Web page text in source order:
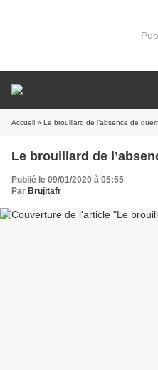
Accueil » Le brouillard de l’absence de
Le brouillard de
Publié le 09/01/2020 à 05:55
Par Brujitafr